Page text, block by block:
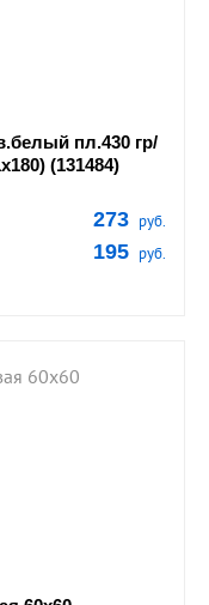
пл.430 гр/
(131484)
273 руб.
195 руб.